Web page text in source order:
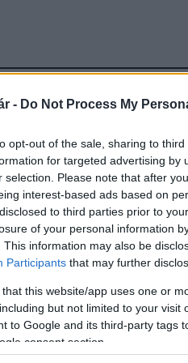
- Do Not Process My
opt-out of the sale, sharing to
for targeted advertising by
selection. Please note that after
interest-based ads based on
to third parties prior to
of your personal information
This information may also be
Participants that may further
that this website/app uses one or
but not limited to your
to Google and its third-party tags
consent section.
csomópont
református
Látványos
be a
Paks II.: Mit